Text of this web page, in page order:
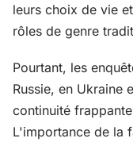
leurs choix de vie
rôles de genre
Pourtant, les
Russie, en Ukraine
continuité
L'importance de la